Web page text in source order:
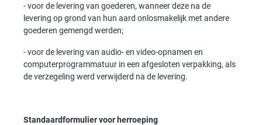
- voor de levering van goederen, wanneer deze na de
levering op grond van hun aard onlosmakelijk met andere
goederen gemengd werden;
- voor de levering van audio- en video-opnamen en
computerprogrammatuur in een afgesloten verpakking, als
de verzegeling werd verwijderd na de levering.
Standaardformulier voor herroeping